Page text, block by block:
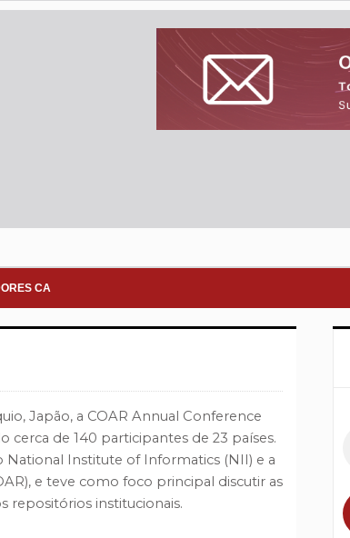
CA
Japão, a COAR Annual Conference
cerca de 140 participantes de 23 países.
Institute of Informatics (NII) e a
e teve como foco principal discutir as
repositórios institucionais.